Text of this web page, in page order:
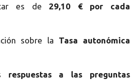
es de 29,10 € por cada
sobre la Tasa autonómica
respuestas a las preguntas